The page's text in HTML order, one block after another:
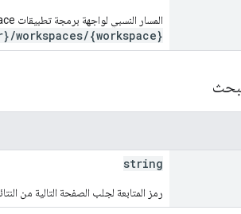
المسار النسبي لواجهة برمجة تطبيقات Google Workspace للإعلانات يكون على الشكل
{workspace}
string
رمز المتابعة لجلب الصفحة التالية من